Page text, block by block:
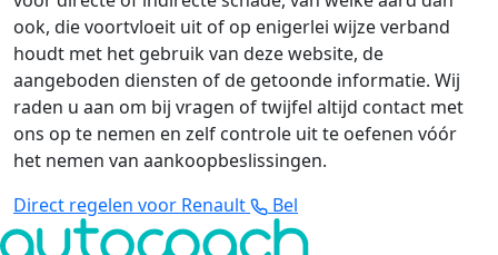
ook, die voortvloeit uit of op enigerlei wijze verband
houdt met het gebruik van deze website, de
aangeboden diensten of de getoonde informatie. Wij
raden u aan om bij vragen of twijfel altijd contact met
ons op te nemen en zelf controle uit te oefenen vóór
het nemen van aankoopbeslissingen.
Direct regelen voor Renault
Bel